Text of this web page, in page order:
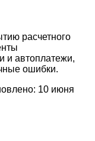
расчетного
и автоплатежи,
ошибки.
10 июня